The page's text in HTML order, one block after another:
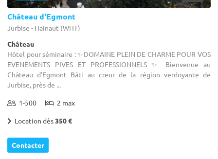
Château d'Egmont
Jurbise - Hainaut (WHT)
Château
Hôtel pour séminaire : ✨DOMAINE PLEIN DE CHARME POUR VOS
EVENEMENTS PIVES ET PROFESSIONNELS ✨ Bienvenue au
Château d'Egmont Bâti au cœur de la région verdoyante de
Jurbise, près de ...
1-500 2 max
Location dès350 €
Contacter